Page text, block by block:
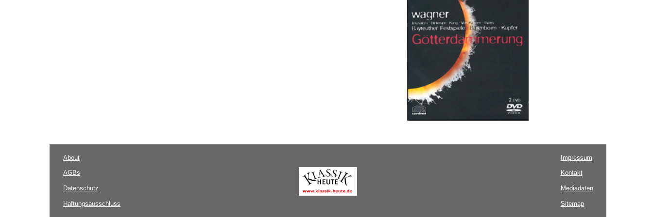
About
AGBs
Datenschutz
Haftungsausschluss
Impressum
Kontakt
Mediadaten
Sitemap